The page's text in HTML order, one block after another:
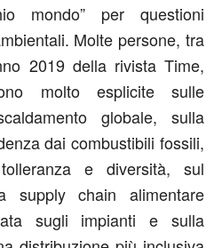
mondo” per questioni
Molte persone, tra
2019 della rivista Time,
molto esplicite sulle
globale, sulla
dai combustibili fossili,
e diversità, sul
supply chain alimentare
sugli impianti e sulla